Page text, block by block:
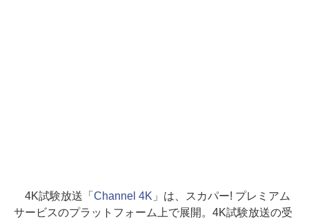
4K試験放送「 Channel 4K 」は、スカパー! プレミアム
サービスのプラットフォーム上で展開。4K試験放送の受